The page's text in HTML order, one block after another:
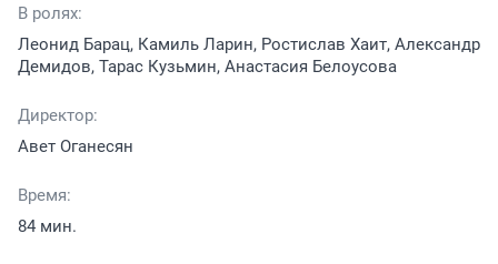
В ролях:
Леонид Барац, Камиль Ларин, Ростислав Хаит, Александр
Демидов, Тарас Кузьмин, Анастасия Белоусова
Директор:
Авет Оганесян
Время:
84 мин.